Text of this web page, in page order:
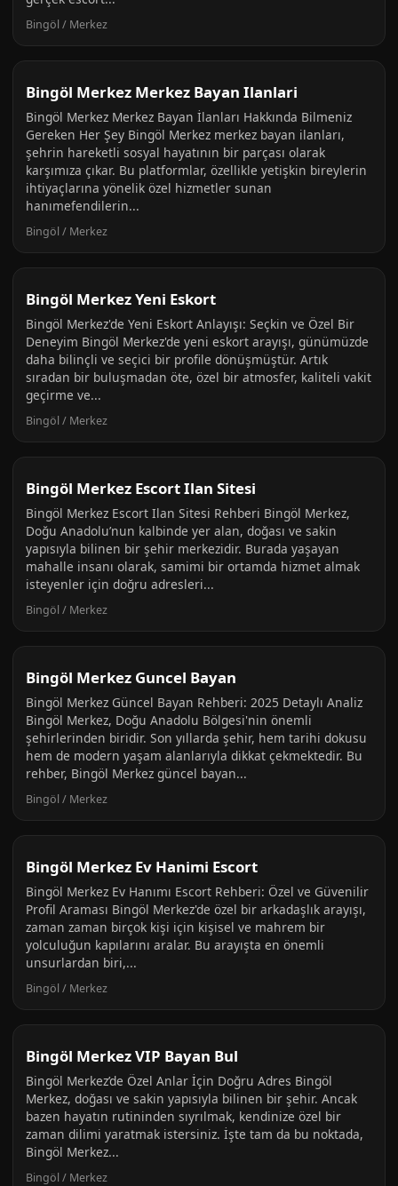
Bingöl / Merkez
Bingöl Merkez Merkez Bayan Ilanlari
Bingöl Merkez Merkez Bayan İlanları Hakkında Bilmeniz
Gereken Her Şey Bingöl Merkez merkez bayan ilanları,
şehrin hareketli sosyal hayatının bir parçası olarak
karşımıza çıkar. Bu platformlar, özellikle yetişkin bireylerin
ihtiyaçlarına yönelik özel hizmetler sunan
hanımefendilerin...
Bingöl / Merkez
Bingöl Merkez Yeni Eskort
Bingöl Merkez'de Yeni Eskort Anlayışı: Seçkin ve Özel Bir
Deneyim Bingöl Merkez'de yeni eskort arayışı, günümüzde
daha bilinçli ve seçici bir profile dönüşmüştür. Artık
sıradan bir buluşmadan öte, özel bir atmosfer, kaliteli vakit
geçirme ve...
Bingöl / Merkez
Bingöl Merkez Escort Ilan Sitesi
Bingöl Merkez Escort Ilan Sitesi Rehberi Bingöl Merkez,
Doğu Anadolu’nun kalbinde yer alan, doğası ve sakin
yapısıyla bilinen bir şehir merkezidir. Burada yaşayan
mahalle insanı olarak, samimi bir ortamda hizmet almak
isteyenler için doğru adresleri...
Bingöl / Merkez
Bingöl Merkez Guncel Bayan
Bingöl Merkez Güncel Bayan Rehberi: 2025 Detaylı Analiz
Bingöl Merkez, Doğu Anadolu Bölgesi'nin önemli
şehirlerinden biridir. Son yıllarda şehir, hem tarihi dokusu
hem de modern yaşam alanlarıyla dikkat çekmektedir. Bu
rehber, Bingöl Merkez güncel bayan...
Bingöl / Merkez
Bingöl Merkez Ev Hanimi Escort
Bingöl Merkez Ev Hanımı Escort Rehberi: Özel ve Güvenilir
Profil Araması Bingöl Merkez'de özel bir arkadaşlık arayışı,
zaman zaman birçok kişi için kişisel ve mahrem bir
yolculuğun kapılarını aralar. Bu arayışta en önemli
unsurlardan biri,...
Bingöl / Merkez
Bingöl Merkez VIP Bayan Bul
Bingöl Merkez’de Özel Anlar İçin Doğru Adres Bingöl
Merkez, doğası ve sakin yapısıyla bilinen bir şehir. Ancak
bazen hayatın rutininden sıyrılmak, kendinize özel bir
zaman dilimi yaratmak istersiniz. İşte tam da bu noktada,
Bingöl Merkez...
Bingöl / Merkez